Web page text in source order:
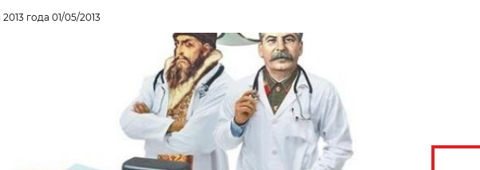
года 01/05/2013